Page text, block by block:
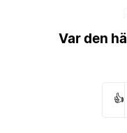
Var den
👍